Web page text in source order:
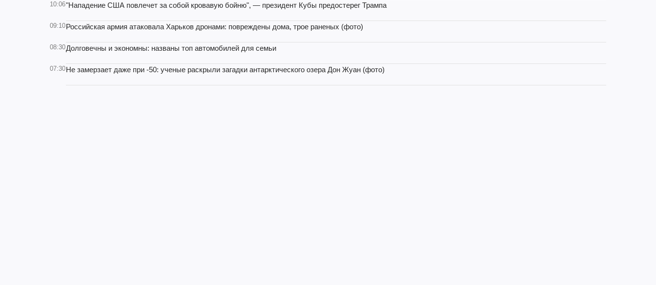
10:06"Нападение США повлечет за собой кровавую бойню", — президент Кубы предостерег Трампа
09:10Российская армия атаковала Харьков дронами: повреждены дома, трое раненых (фото)
08:30Долговечны и экономны: названы топ автомобилей для семьи
07:30Не замерзает даже при -50: ученые раскрыли загадки антарктического озера Дон Жуан (фото)